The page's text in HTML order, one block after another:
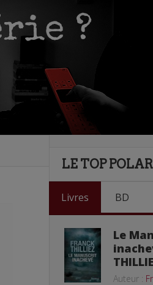
LE TOP POLAR
Livres BD
Le
Auteur :